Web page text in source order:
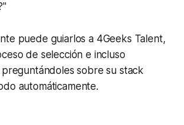
puede guiarlos a 4Geeks Talent,
de selección e incluso
sobre su stack
automáticamente.